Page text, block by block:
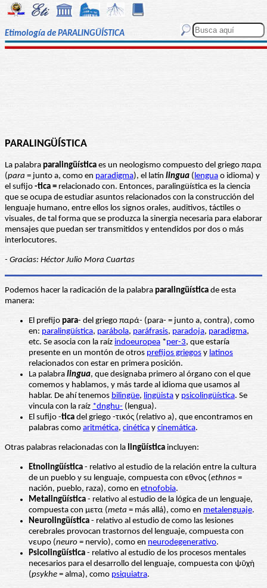
Etimología de PARALINGÜÍSTICA
PARALINGÜÍSTICA
La palabra paralingüística es un neologismo compuesto del griego παρα
(para = junto a, como en paradigma), el latín lingua (lengua o idioma) y
el sufijo -tica = relacionado con. Entonces, paralingüística es la ciencia
que se ocupa de estudiar asuntos relacionados con la construcción del
lenguaje humano, entre ellos los signos orales, auditivos, táctiles o
visuales, de tal forma que se produzca la sinergia necesaria para elaborar
mensajes que puedan ser transmitidos y entendidos por dos o más
interlocutores.
- Gracias: Héctor Julio Mora Cuartas
Podemos hacer la radicación de la palabra paralingüística de esta
manera:
El prefijo para- del griego παρά- (para- = junto a, contra), como
en: paralingüística, parábola, paráfrasis, paradoja, paradigma,
etc. Se asocia con la raíz indoeuropea *per-3, que estaría
presente en un montón de otros prefijos griegos y latinos
relacionados con estar en primera posición.
La palabra lingua, que designaba primero al órgano con el que
comemos y hablamos, y más tarde al idioma que usamos al
hablar. De ahí tenemos bilingüe, lingüista y psicolingüística. Se
vincula con la raíz *dnghu- (lengua).
El sufijo -tica del griego -τικός (relativo a), que encontramos en
palabras como aritmética, cinética y cinemática.
Otras palabras relacionadas con la lingüística incluyen:
Etnolingüística - relativo al estudio de la relación entre la cultura
de un pueblo y su lenguaje, compuesta con εθνος (ethnos =
nación, pueblo, raza), como en etnofobia.
Metalingüística - relativo al estudio de la lógica de un lenguaje,
compuesta con μετα (meta = más allá), como en metalenguaje.
Neurolingüística - relativo al estudio de como las lesiones
cerebrales provocan trastornos del lenguaje, compuesta con
νευρο (neuro = nervio), como en neurodegenerativo.
Psicolingüística - relativo al estudio de los procesos mentales
necesarios para el desarrollo del lenguaje, compuesta con ψῡχή
(psykhe = alma), como psiquiatra.